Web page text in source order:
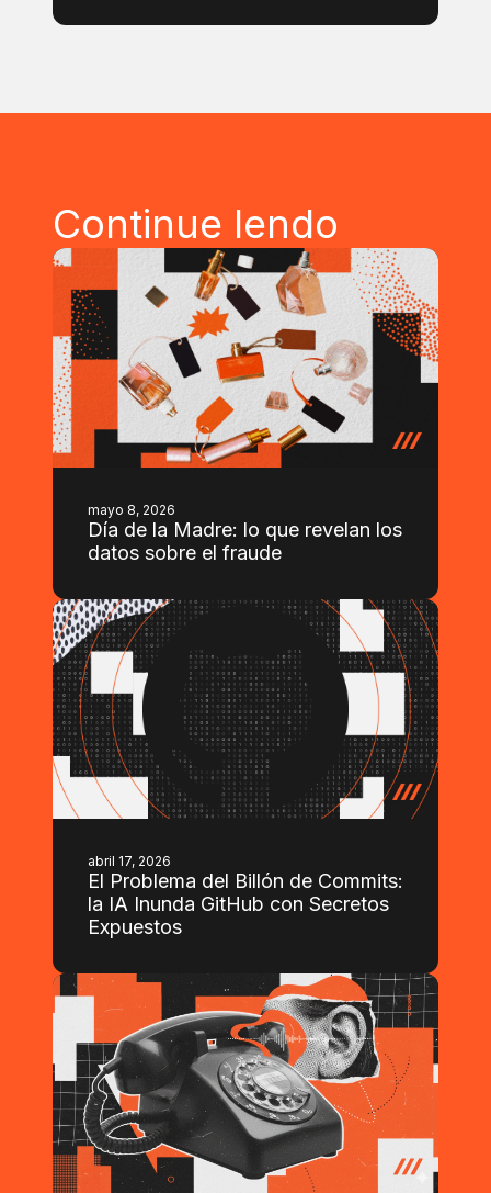
Continue lendo
mayo 8, 2026
Día de la Madre: lo que revelan los
datos sobre el fraude
abril 17, 2026
El Problema del Billón de Commits:
la IA Inunda GitHub con Secretos
Expuestos